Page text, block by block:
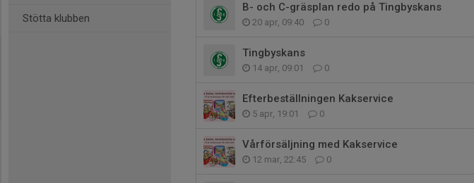
Stötta klubben
B- och C-gräsplan redo på Tingbyskans
20 apr, 09:40 0
Tingbyskans
14 apr, 09:01 0
Efterbeställningen Kakservice
5 apr, 19:01 0
Vårförsäljning med Kakservice
12 mar, 22:45 0